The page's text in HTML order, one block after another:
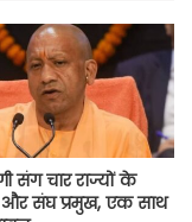
संग चार राज्यों के
और संघ प्रमुख, एक साथ